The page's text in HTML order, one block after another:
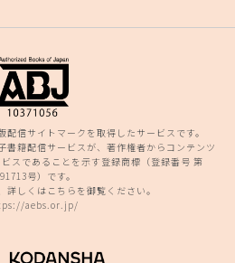
信サイトマークを取得したサービスです。
書籍配信サービスが、著作権者からコンテンツ
スであることを示す登録商標（登録番号 第
号）です。
詳しくはこちらを御覧ください。
aebs.or.jp/